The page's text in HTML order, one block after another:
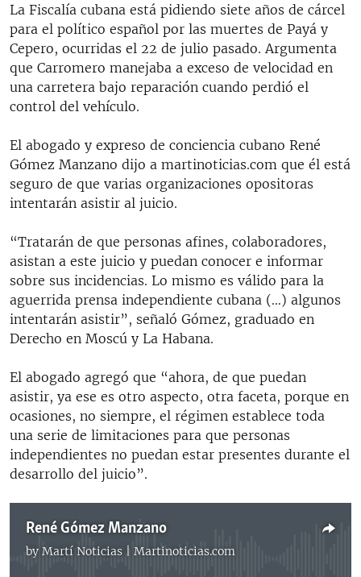
La Fiscalía cubana está pidiendo siete años de cárcel
para el político español por las muertes de Payá y
Cepero, ocurridas el 22 de julio pasado. Argumenta
que Carromero manejaba a exceso de velocidad en
una carretera bajo reparación cuando perdió el
control del vehículo.
El abogado y expreso de conciencia cubano René
Gómez Manzano dijo a martinoticias.com que él está
seguro de que varias organizaciones opositoras
intentarán asistir al juicio.
“Tratarán de que personas afines, colaboradores,
asistan a este juicio y puedan conocer e informar
sobre sus incidencias. Lo mismo es válido para la
aguerrida prensa independiente cubana (…) algunos
intentarán asistir”, señaló Gómez, graduado en
Derecho en Moscú y La Habana.
El abogado agregó que “ahora, de que puedan
asistir, ya ese es otro aspecto, otra faceta, porque en
ocasiones, no siempre, el régimen establece toda
una serie de limitaciones para que personas
independientes no puedan estar presentes durante el
desarrollo del juicio”.
René Gómez Manzano
by Martí Noticias | Martinoticias.com
No media source currently available